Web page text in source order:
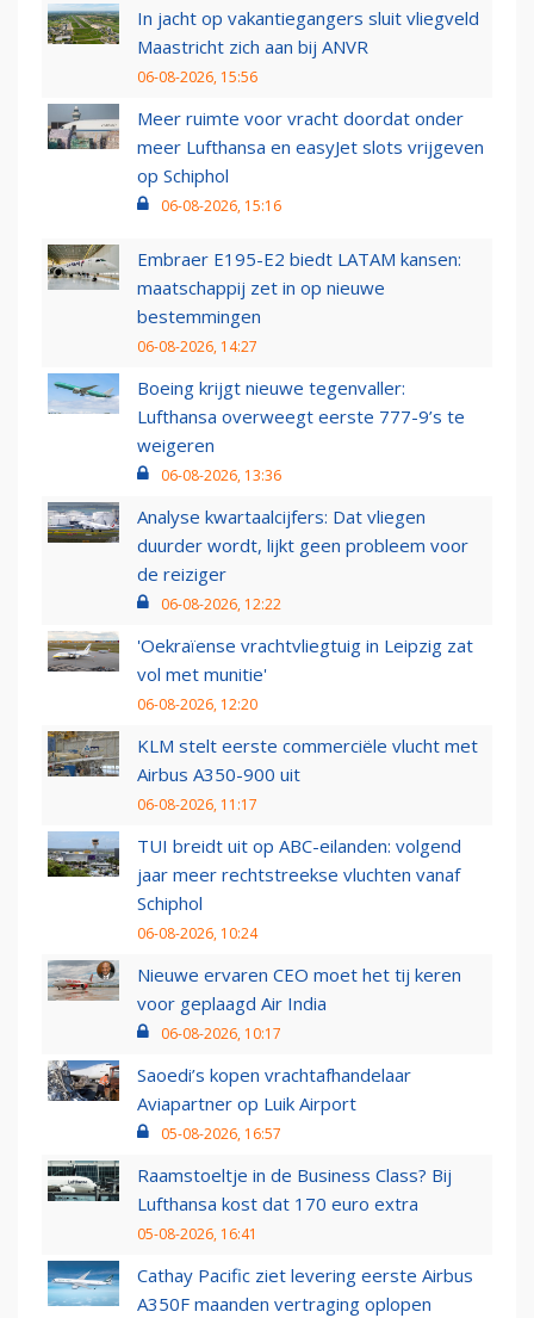
In jacht op vakantiegangers sluit vliegveld
Maastricht zich aan bij ANVR
06-08-2026, 15:56
Meer ruimte voor vracht doordat onder
meer Lufthansa en easyJet slots vrijgeven
op Schiphol
06-08-2026, 15:16
Embraer E195-E2 biedt LATAM kansen:
maatschappij zet in op nieuwe
bestemmingen
06-08-2026, 14:27
Boeing krijgt nieuwe tegenvaller:
Lufthansa overweegt eerste 777-9’s te
weigeren
06-08-2026, 13:36
Analyse kwartaalcijfers: Dat vliegen
duurder wordt, lijkt geen probleem voor
de reiziger
06-08-2026, 12:22
'Oekraïense vrachtvliegtuig in Leipzig zat
vol met munitie'
06-08-2026, 12:20
KLM stelt eerste commerciële vlucht met
Airbus A350-900 uit
06-08-2026, 11:17
TUI breidt uit op ABC-eilanden: volgend
jaar meer rechtstreekse vluchten vanaf
Schiphol
06-08-2026, 10:24
Nieuwe ervaren CEO moet het tij keren
voor geplaagd Air India
06-08-2026, 10:17
Saoedi’s kopen vrachtafhandelaar
Aviapartner op Luik Airport
05-08-2026, 16:57
Raamstoeltje in de Business Class? Bij
Lufthansa kost dat 170 euro extra
05-08-2026, 16:41
Cathay Pacific ziet levering eerste Airbus
A350F maanden vertraging oplopen